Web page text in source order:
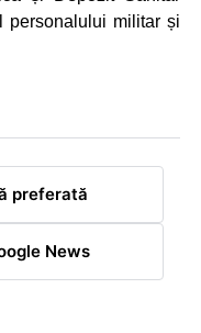
personalului militar și
preferată
News